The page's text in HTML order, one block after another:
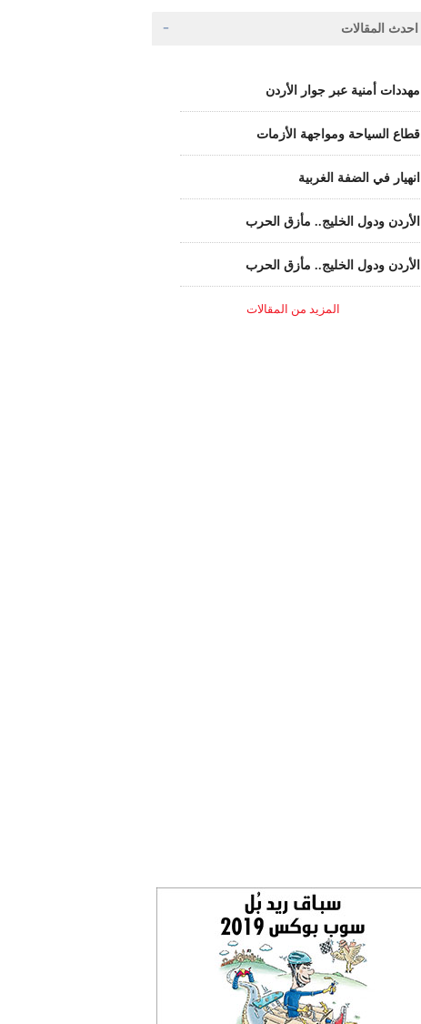
احدث المقالات
مهددات أمنية عبر جوار الأردن
قطاع السياحة ومواجهة الأزمات
انهيار في الضفة الغربية
الأردن ودول الخليج.. مأزق الحرب
الأردن ودول الخليج.. مأزق الحرب
المزيد من المقالات